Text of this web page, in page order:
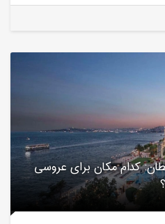
کدام مکان برای عروسی